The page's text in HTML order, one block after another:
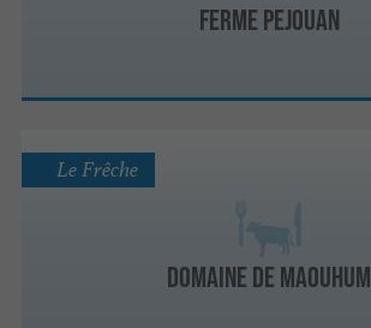
FERME PEJOUAN
DOMAINE DE MAOUHUM
Le Frêche